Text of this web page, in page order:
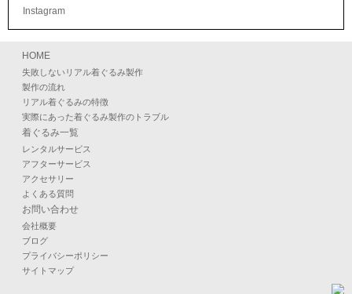
Instagram
HOME
失敗しないリアル着ぐるみ製作
製作の流れ
リアル着ぐるみの特徴
実際にあった着ぐるみ製作のトラブル
着ぐるみ一覧
レンタルサービス
アフターサービス
アクセサリー
よくある質問
お問い合わせ
会社概要
ブログ
プライバシーポリシー
サイトマップ